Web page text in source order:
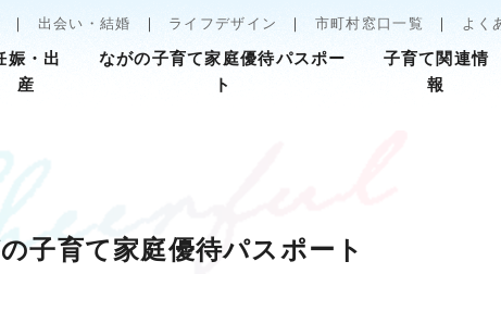
出会い・結婚 ライフデザイン 市町村窓口一覧 よく
娠・出
産
ながの子育て家庭優待パスポー
ト
子育て関連情
報
子育て家庭優待パスポート